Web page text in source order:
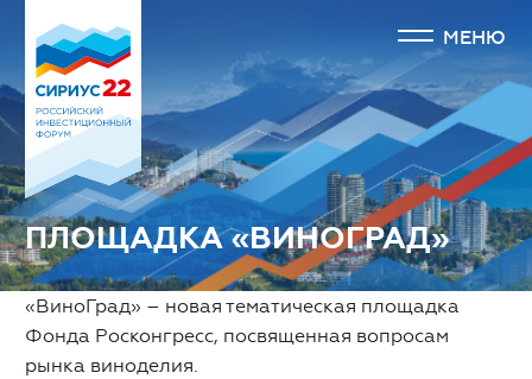
МЕНЮ
ПЛОЩАДКА «ВИНОГРАД»
«ВиноГрад» – новая тематическая площадка
Фонда Росконгресс, посвященная вопросам
рынка виноделия.